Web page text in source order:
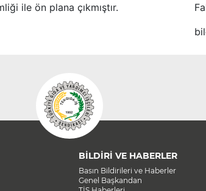
ile ön plana çıkmıştır.
BİLDİRİ VE HABERLER
Basın Bildirileri ve Haberler
Genel Başkandan